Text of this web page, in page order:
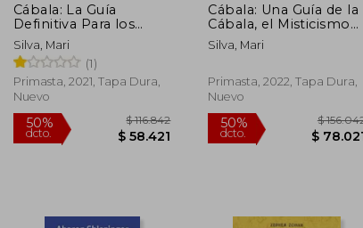
Cábala: La Guía
Definitiva Para los
Principiantes que
Desean Comprender
la Cábala Hermética y
Judía Junto con el
Poder del Misticismo
Silva, Mari
(1)
Primasta, 2021, Tapa Dura,
Nuevo
Cábala: Una Guía de la
Cábala, el Misticismo
Judío, el Sefer Yetzirah,
el Zohar y el Sefer Ha-
Silva, Mari
Primasta, 2022, Tapa Dura,
Nuevo